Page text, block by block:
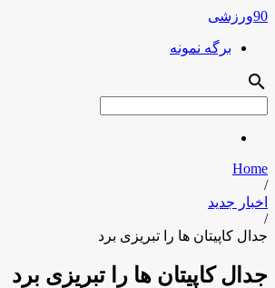
90ورزشی
برگه نمونه
search
Home
/
اخبار جدید
/
جدال کاپیتان ها را تبریزی برد
جدال کاپیتان ها را تبریزی برد